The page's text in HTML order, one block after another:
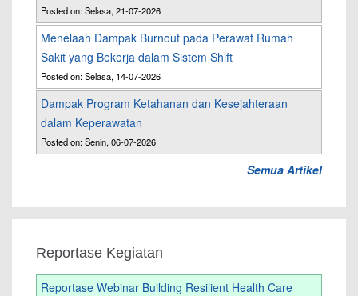
Posted on: Selasa, 21-07-2026
Menelaah Dampak Burnout pada Perawat Rumah
Sakit yang Bekerja dalam Sistem Shift
Posted on: Selasa, 14-07-2026
Dampak Program Ketahanan dan Kesejahteraan
dalam Keperawatan
Posted on: Senin, 06-07-2026
Semua Artikel
Reportase Kegiatan
Reportase Webinar Building Resilient Health Care